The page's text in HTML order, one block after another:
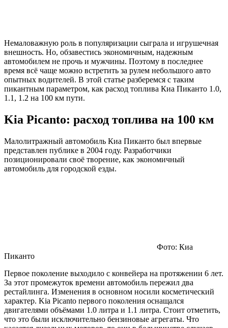
Немаловажную роль в популяризации сыграла и игрушечная
внешность. Но, обзавестись экономичным, надежным
автомобилем не прочь и мужчины. Поэтому в последнее
время всё чаще можно встретить за рулем небольшого авто
опытных водителей. В этой статье разберемся с таким
пикантным параметром, как расход топлива Киа Пиканто 1.0,
1.1, 1.2 на 100 км пути.
Kia Picanto: расход топлива на 100 км
Малолитражный автомобиль Киа Пиканто был впервые
представлен публике в 2004 году. Разработчики
позиционировали своё творение, как экономичный
автомобиль для городской езды.
Фото: Киа
Пиканто
Первое поколение выходило с конвейера на протяжении 6 лет.
За этот промежуток времени автомобиль пережил два
рестайлинга. Изменения в основном носили косметический
характер. Kia Picanto первого поколения оснащался
двигателями объёмами 1.0 литра и 1.1 литра. Стоит отметить,
что это были исключительно бензиновые агрегаты. Что